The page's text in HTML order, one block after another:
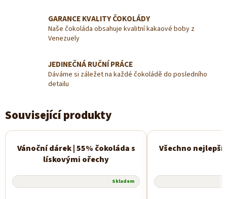
GARANCE KVALITY ČOKOLÁDY
Naše čokoláda obsahuje kvalitní kakaové boby z
Venezuely
JEDINEČNÁ RUČNÍ PRÁCE
Dáváme si záležet na každé čokoládě do posledního
detailu
Související produkty
Vánoční dárek | 55% čokoláda s
lískovými ořechy
Skladem
Novinka
Všechno nejlepší